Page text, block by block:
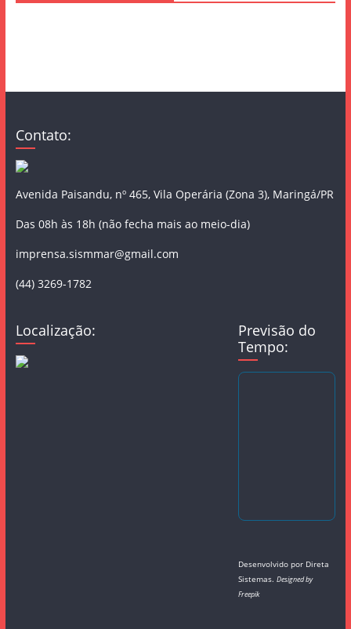
Contato:
Avenida Paisandu, nº 465, Vila Operária (Zona 3), Maringá/PR
Das 08h às 18h (não fecha mais ao meio-dia)
imprensa.sismmar@gmail.com
(44) 3269-1782
Localização:
Previsão do
Tempo:
Desenvolvido por Direta
Sistemas.Designed by
Freepik